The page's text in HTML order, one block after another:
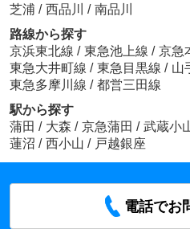
芝浦 / 西品川 / 南品川
路線から探す
京浜東北線 / 東急池上線 / 京急
東急大井町線 / 東急目黒線 / 山
東急多摩川線 / 都営三田線
駅から探す
蒲田 / 大森 / 京急蒲田 / 武蔵小
蓮沼 / 西小山 / 戸越銀座
電話でお